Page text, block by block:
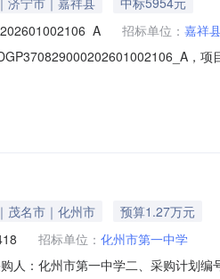
招标单位： 嘉祥
，
有效的供应商为3家，报价情况如
茂名市｜化州市
预算1.27万元
招标单位： 化州市第一中学
人：化州市第一中学二、采购计划